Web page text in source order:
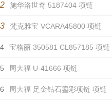
2 施华洛世奇 5187404 项链
3 梵克雅宝 VCARA45800 项链
4 宝格丽 350581 CL857185 项链
5 周大福 U-41666 项链
6 周大福 足金钻石鎏彩项链 项链